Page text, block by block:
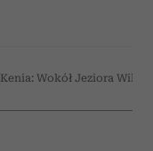
Wokół Jeziora